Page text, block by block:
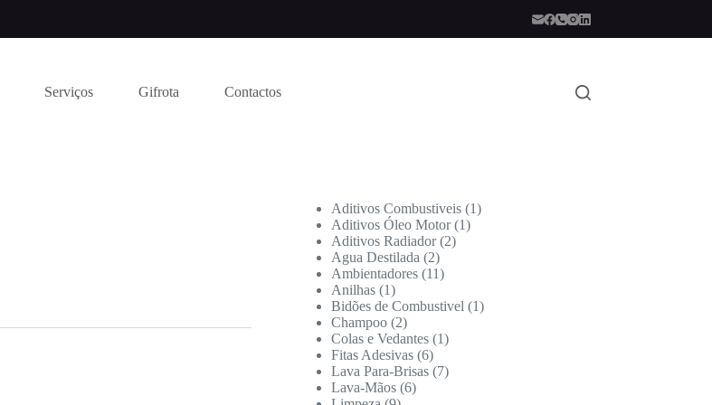
Serviços Gifrota Contactos
Aditivos Combustiveis 1
Aditivos Óleo Motor 1
Aditivos Radiador 2
Agua Destilada
2
Ambientadores 11
Anilhas 1
Bidões de Combustivel
1
Champoo 2
Colas e Vedantes 1
Fitas Adesivas 6
Lava Para-Brisas 7
Lava-Mãos 6